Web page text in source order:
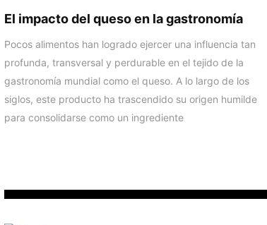
El impacto del queso en la gastronomía
Pocos alimentos han logrado ejercer una influencia tan
profunda, transversal y perdurable en el tejido de la
gastronomía mundial como el queso. A lo largo de los
siglos, este producto ha trascendido su origen humilde
para consolidarse como un ingrediente